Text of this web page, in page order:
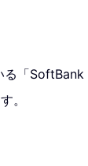
る「SoftBank
。